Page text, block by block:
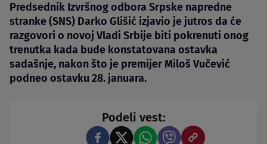
Predsednik Izvršnog odbora Srpske napredne
stranke (SNS) Darko Glišić izjavio je jutros da će
razgovori o novoj Vladi Srbije biti pokrenuti onog
trenutka kada bude konstatovana ostavka
sadašnje, nakon što je premijer Miloš Vučević
podneo ostavku 28. januara.
Podeli vest: